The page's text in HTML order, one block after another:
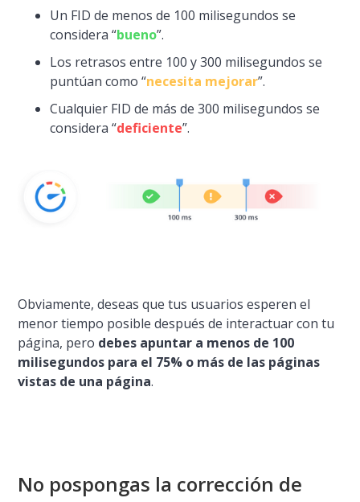
Un FID de menos de 100 milisegundos se
considera “bueno”.
Los retrasos entre 100 y 300 milisegundos se
puntúan como “necesita mejorar”.
Cualquier FID de más de 300 milisegundos se
considera “deficiente”.
Obviamente, deseas que tus usuarios esperen el
menor tiempo posible después de interactuar con tu
página, pero debes apuntar a menos de 100
milisegundos para el 75% o más de las páginas
vistas de una página.
No pospongas la corrección de